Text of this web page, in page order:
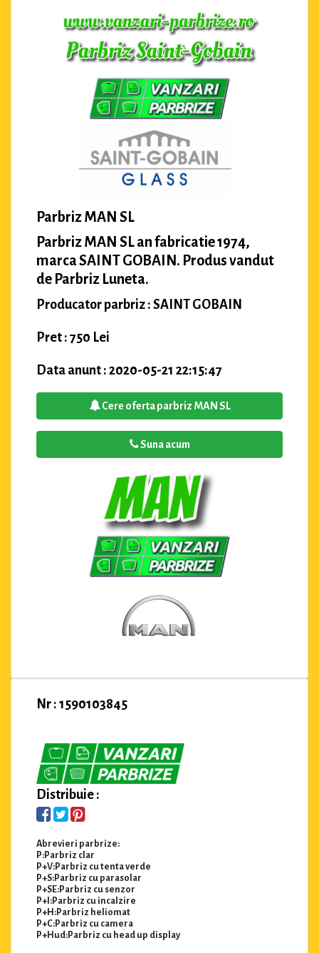
Parbriz MAN SL
Parbriz MAN SL an fabricatie 1974,
marca SAINT GOBAIN. Produs vandut
de Parbriz Luneta.
Producator parbriz : SAINT GOBAIN
Pret : 750 Lei
Data anunt : 2020-05-21 22:15:47
Cere oferta parbriz MAN SL
Suna acum
Nr : 1590103845
Distribuie :
Abrevieri parbrize:
P:Parbriz clar
P+V:Parbriz cu tenta verde
P+S:Parbriz cu parasolar
P+SE:Parbriz cu senzor
P+I:Parbriz cu incalzire
P+H:Parbriz heliomat
P+C:Parbriz cu camera
P+Hud:Parbriz cu head up display